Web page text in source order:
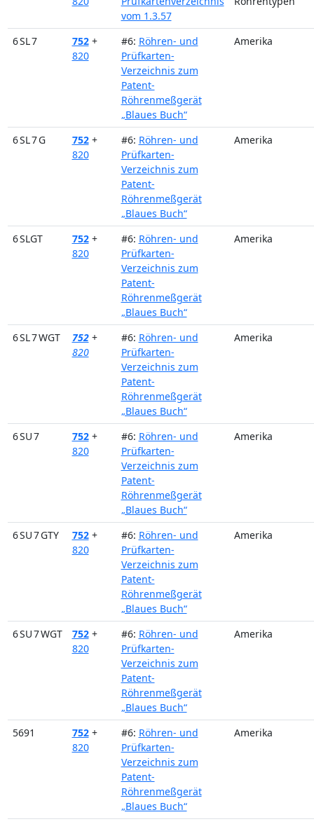
vom 1.3.57
6 SL 7 752 +
820
#6: Röhren- und
Prüfkarten-
Verzeichnis zum
Patent-
Röhrenmeßgerät
„Blaues Buch“
Amerika
6 SL 7 G 752 +
820
#6: Röhren- und
Prüfkarten-
Verzeichnis zum
Patent-
Röhrenmeßgerät
„Blaues Buch“
Amerika
6 SLGT 752 +
820
#6: Röhren- und
Prüfkarten-
Verzeichnis zum
Patent-
Röhrenmeßgerät
„Blaues Buch“
Amerika
6 SL 7 WGT 752 +
820
#6: Röhren- und
Prüfkarten-
Verzeichnis zum
Patent-
Röhrenmeßgerät
„Blaues Buch“
Amerika
6 SU 7 752 +
820
#6: Röhren- und
Prüfkarten-
Verzeichnis zum
Patent-
Röhrenmeßgerät
„Blaues Buch“
Amerika
6 SU 7 GTY 752 +
820
#6: Röhren- und
Prüfkarten-
Verzeichnis zum
Patent-
Röhrenmeßgerät
„Blaues Buch“
Amerika
6 SU 7 WGT 752 +
820
#6: Röhren- und
Prüfkarten-
Verzeichnis zum
Patent-
Röhrenmeßgerät
„Blaues Buch“
Amerika
5691 752 +
820
#6: Röhren- und
Prüfkarten-
Verzeichnis zum
Patent-
Röhrenmeßgerät
„Blaues Buch“
Amerika